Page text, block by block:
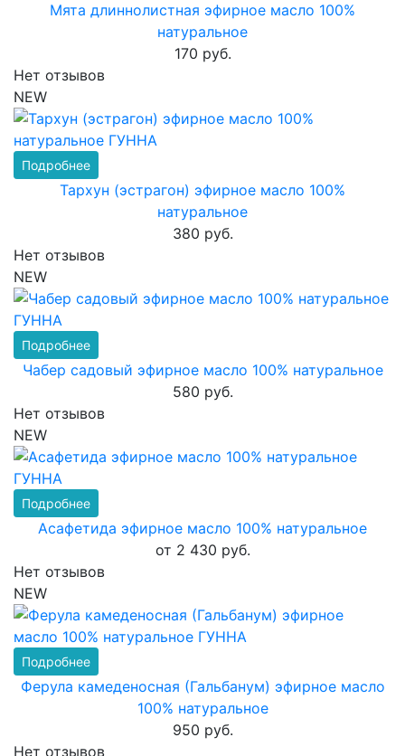
Мята длиннолистная эфирное масло 100%
натуральное
170 руб.
Нет отзывов
NEW
Подробнее
Тархун (эстрагон) эфирное масло 100%
натуральное
380 руб.
Нет отзывов
NEW
Подробнее
Чабер садовый эфирное масло 100% натуральное
580 руб.
Нет отзывов
NEW
Подробнее
Асафетида эфирное масло 100% натуральное
от 2 430 руб.
Нет отзывов
NEW
Подробнее
Ферула камеденосная (Гальбанум) эфирное масло
100% натуральное
950 руб.
Нет отзывов